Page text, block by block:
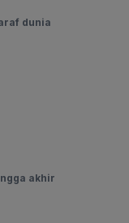
dunia
akhir